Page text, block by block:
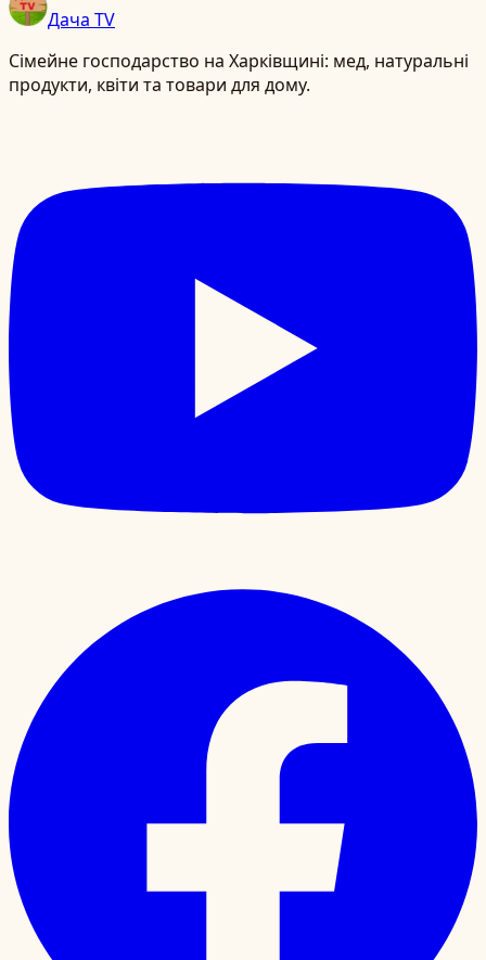
Дача TV
Сімейне господарство на Харківщині: мед, натуральні
продукти, квіти та товари для дому.